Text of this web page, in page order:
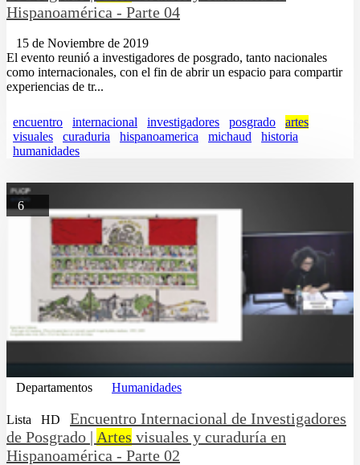
Hispanoamérica - Parte 04
15 de Noviembre de 2019
El evento reunió a investigadores de posgrado, tanto nacionales
como internacionales, con el fin de abrir un espacio para compartir
experiencias de tr...
encuentro internacional investigadores posgrado
artes
visuales
curaduria hispanoamerica michaud
historia
humanidades
6
Departamentos Humanidades
Lista HD
Encuentro Internacional de Investigadores
de Posgrado | Artes visuales y curaduría en
Hispanoamérica - Parte 02